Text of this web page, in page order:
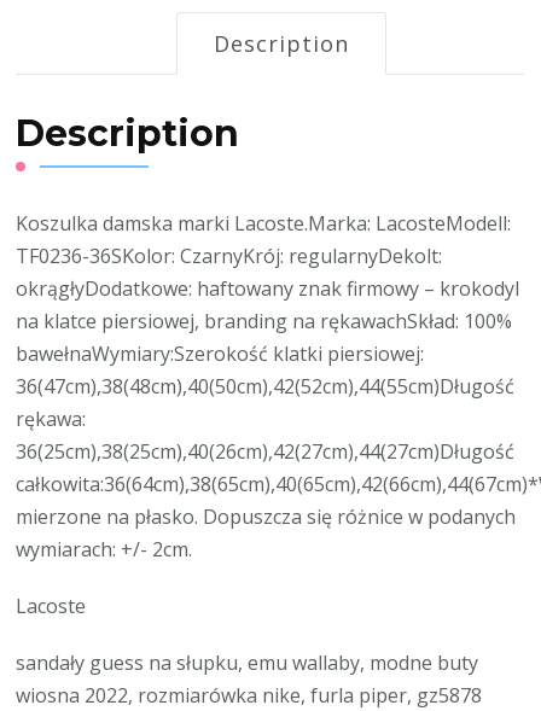
Description
Description
Koszulka damska marki Lacoste.Marka: LacosteModell:
TF0236-36SKolor: CzarnyKrój: regularnyDekolt:
okrągłyDodatkowe: haftowany znak firmowy – krokodyl
na klatce piersiowej, branding na rękawachSkład: 100%
bawełnaWymiary:Szerokość klatki piersiowej:
36(47cm),38(48cm),40(50cm),42(52cm),44(55cm)Długość
rękawa:
36(25cm),38(25cm),40(26cm),42(27cm),44(27cm)Długość
mierzone na płasko. Dopuszcza się różnice w podanych
wymiarach: +/- 2cm.
Lacoste
sandały guess na słupku, emu wallaby, modne buty
wiosna 2022, rozmiarówka nike, furla piper, gz5878